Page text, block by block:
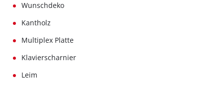
Wunschdeko
Kantholz
Multiplex Platte
Klavierscharnier
Leim